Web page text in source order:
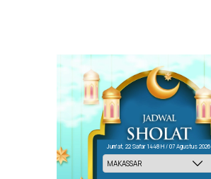
Jum'at, 22 Safar 1448 H / 07 Agustus 2026